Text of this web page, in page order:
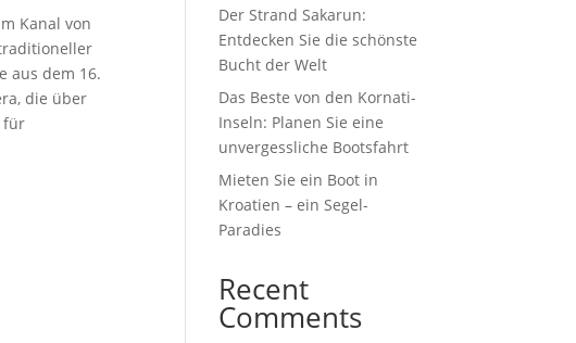
Kanal von
aus dem 16.
die über
für
Der Strand Sakarun:
Entdecken Sie die schönste
Bucht der Welt
Das Beste von den Kornati-
Inseln: Planen Sie eine
unvergessliche Bootsfahrt
Mieten Sie ein Boot in
Kroatien – ein Segel-
Paradies
Recent
Comments